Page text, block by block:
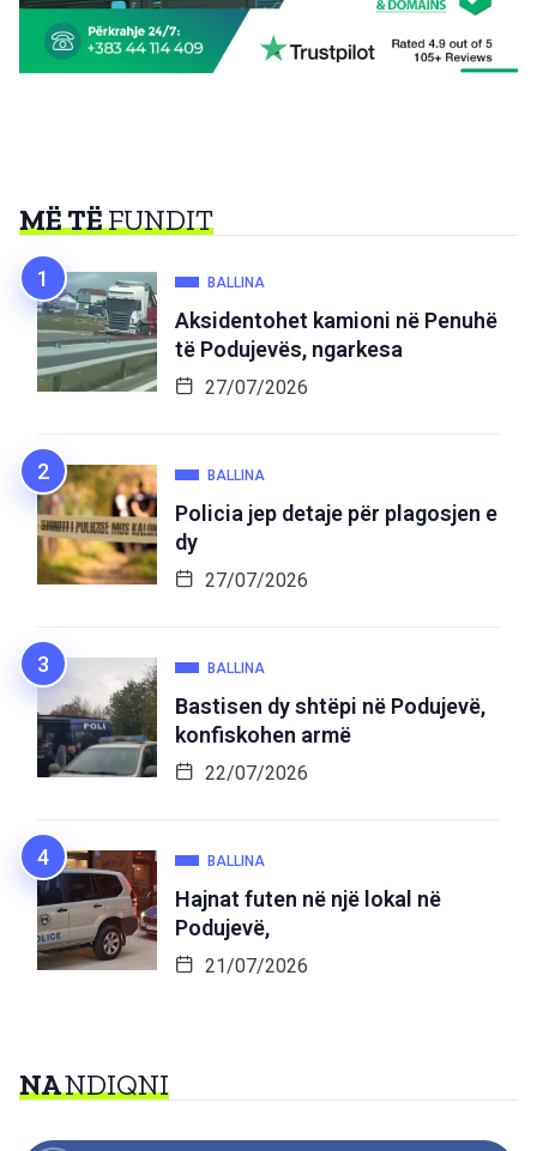
MË TËFUNDIT
BALLINA
Aksidentohet kamioni në Penuhë
të Podujevës, ngarkesa
27/07/2026
BALLINA
Policia jep detaje për plagosjen e
dy
27/07/2026
BALLINA
Bastisen dy shtëpi në Podujevë,
konfiskohen armë
22/07/2026
BALLINA
Hajnat futen në një lokal në
Podujevë,
21/07/2026
NANDIQNI